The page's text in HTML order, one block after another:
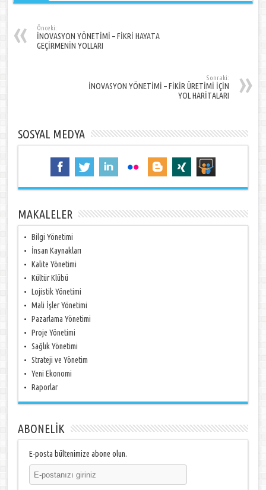
Önceki:
İNOVASYON YÖNETİMİ – FİKRİ HAYATA
GEÇİRMENİN YOLLARI
Sonraki:
İNOVASYON YÖNETİMİ – FİKİR ÜRETİMİ İÇİN
YOL HARİTALARI
SOSYAL MEDYA
MAKALELER
Bilgi Yönetimi
İnsan Kaynakları
Kalite Yönetimi
Kültür Klübü
Lojistik Yönetimi
Mali İşler Yönetimi
Pazarlama Yönetimi
Proje Yönetimi
Sağlık Yönetimi
Strateji ve Yönetim
Yeni Ekonomi
Raporlar
ABONELİK
E-posta bültenimize abone olun.